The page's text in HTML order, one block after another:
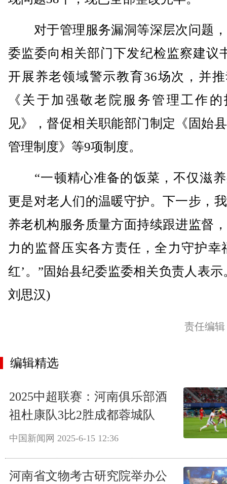
对于管理服务漏洞等深层次问题
委监委向相关部门下发纪检监察建议
开展养老领域警示教育36场次，并
《关于加强敬老院服务管理工作
见》，督促相关职能部门制定《固始
管理制度》等9项制度。
“一顿精心准备的饭菜，不仅滋养
更是对老人们的温暖守护。下一步，
养老机构服务质量方面持续跟进监督
力的监督压实各方责任，全力守护幸
红’。”固始县纪委监委相关负责人表示
刘思汉)
责任编
编辑精选
2025中超联赛：河南俱乐部酒
祖杜康队3比2胜成都蓉城队
中国新闻网 2025-6-15 12:36
河南省文物考古研究院举办公